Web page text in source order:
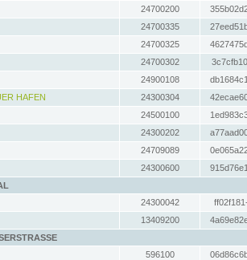
24700200
24700335
24700325
24700302
24900108
HAFEN
24300304
24500100
24300202
24709089
24300600
24300042
13409200
596100